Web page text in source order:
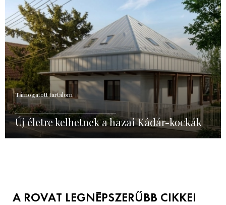
Támogatott tartalom
Új életre kelhetnek a hazai Kádár-kockák
A ROVAT LEGNÉPSZERŰBB CIKKEI